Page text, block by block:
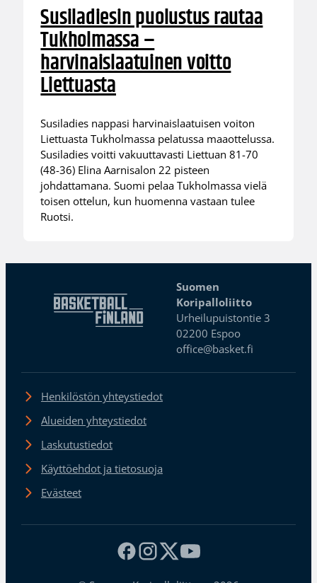
Susiladiesin puolustus rautaa
Tukholmassa –
harvinaislaatuinen voitto
Liettuasta
Susiladies nappasi harvinaislaatuisen voiton
Liettuasta Tukholmassa pelatussa maaottelussa.
Susiladies voitti vakuuttavasti Liettuan 81-70
(48-36) Elina Aarnisalon 22 pisteen
johdattamana. Suomi pelaa Tukholmassa vielä
toisen ottelun, kun huomenna vastaan tulee
Ruotsi.
Suomen
Koripalloliitto
Urheilupuistontie 3
02200 Espoo
office@basket.fi
Henkilöstön yhteystiedot
Alueiden yhteystiedot
Laskutustiedot
Käyttöehdot ja tietosuoja
Evästeet